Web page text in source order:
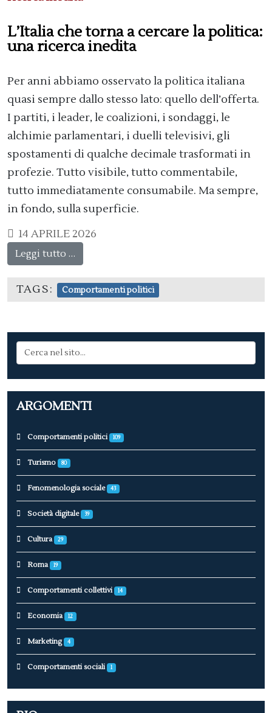
L’Italia che torna a cercare la politica:
una ricerca inedita
Per anni abbiamo osservato la politica italiana
quasi sempre dallo stesso lato: quello dell’offerta.
I partiti, i leader, le coalizioni, i sondaggi, le
alchimie parlamentari, i duelli televisivi, gli
spostamenti di qualche decimale trasformati in
profezie. Tutto visibile, tutto commentabile,
tutto immediatamente consumabile. Ma sempre,
in fondo, sulla superficie.
14 APRILE 2026
Leggi tutto …
TAGS: Comportamenti politici
ARGOMENTI
Comportamenti politici 109
Turismo 80
Fenomenologia sociale 43
Società digitale 39
Cultura 29
Roma 19
Comportamenti collettivi 14
Economia 12
Marketing 4
Comportamenti sociali 1